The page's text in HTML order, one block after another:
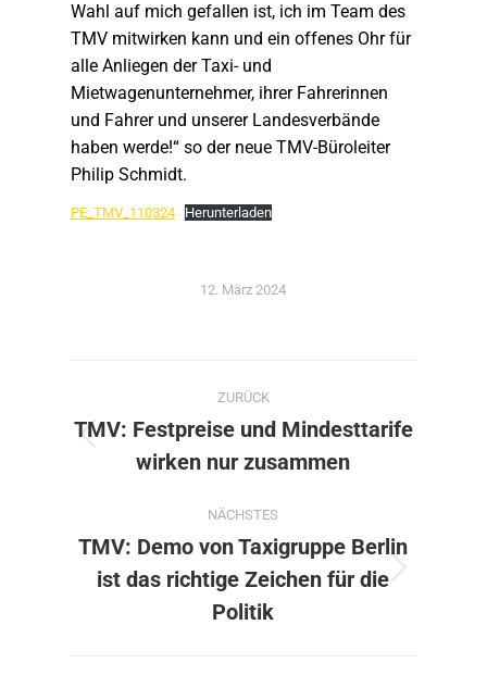
Wahl auf mich gefallen ist, ich im Team des
TMV mitwirken kann und ein offenes Ohr für
alle Anliegen der Taxi- und
Mietwagenunternehmer, ihrer Fahrerinnen
und Fahrer und unserer Landesverbände
haben werde!“ so der neue TMV-Büroleiter
Philip Schmidt.
PE_TMV_110324 Herunterladen
12. März 2024
Kommentarnavigation
ZURÜCK
Beitrag:
TMV: Festpreise und Mindesttarife
wirken nur zusammen
NÄCHSTES
Nächster
Beitrag:
TMV: Demo von Taxigruppe Berlin
ist das richtige Zeichen für die
Politik